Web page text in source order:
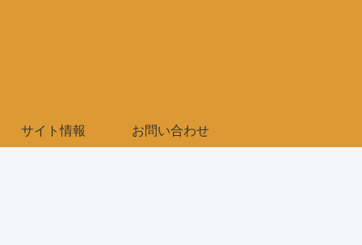
サイト情報 お問い合わせ